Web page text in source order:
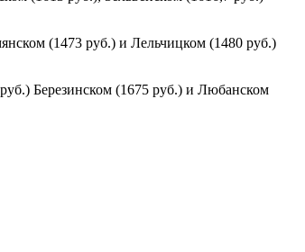
(1473 руб.) и Лельчицком (1480 руб.)
Березинском (1675 руб.) и Любанском